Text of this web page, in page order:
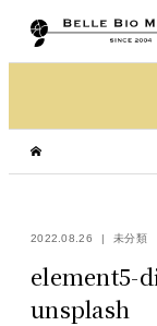
2022.08.26 未分類
element5-
unsplash